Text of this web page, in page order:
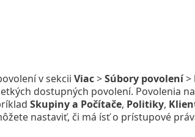
v sekcii Viac>Súbory povolení>
dostupných povolení. Povolenia na
Skupiny a Počítače, Politiky,
nastaviť, či má ísť o prístupové